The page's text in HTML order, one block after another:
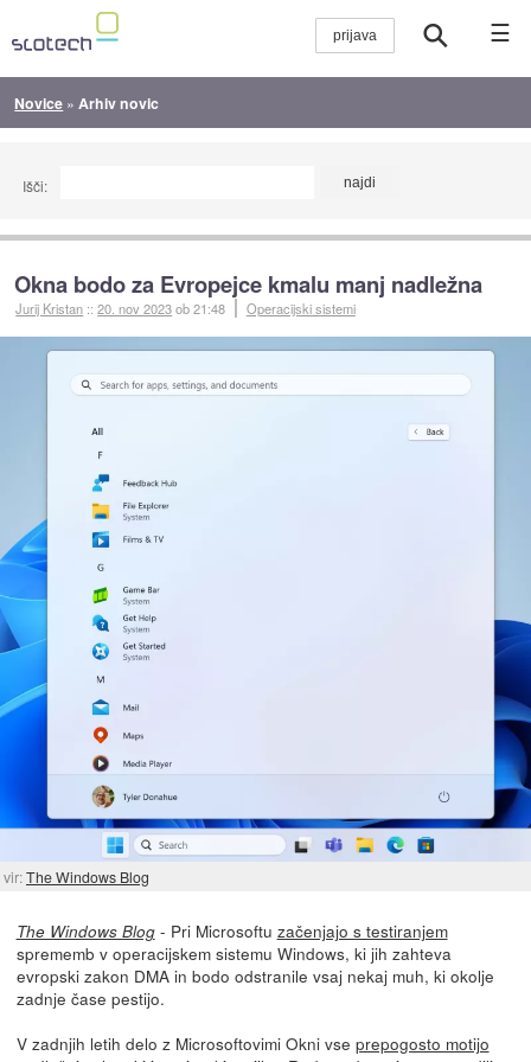
☰
Novice » Arhiv novic
Išči:
Okna bodo za Evropejce kmalu manj nadležna
Jurij Kristan ::20. nov 2023ob 21:48 Operacijski sistemi
vir:The Windows Blog
The Windows Blog- Pri Microsoftu začenjajo s testiranjem
sprememb v operacijskem sistemu Windows, ki jih zahteva
evropski zakon DMA in bodo odstranile vsaj nekaj muh, ki okolje
zadnje čase pestijo.
V zadnjih letih delo z Microsoftovimi Okni vse prepogosto motijo